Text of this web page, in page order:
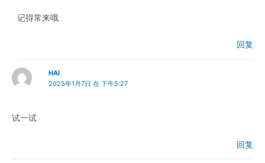
记得常来哦
回复
HAI
2025年1月7日 在 下午5:27
试一试
回复